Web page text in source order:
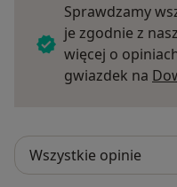
Sprawdzamy
je zgodnie z
więcej o
gwiazdek na